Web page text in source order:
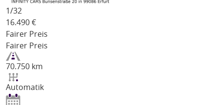
1/32
16.490 €
Fairer Preis
Fairer Preis
70.750 km
Automatik